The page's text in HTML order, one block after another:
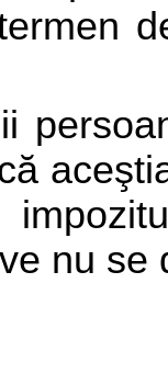
nu se